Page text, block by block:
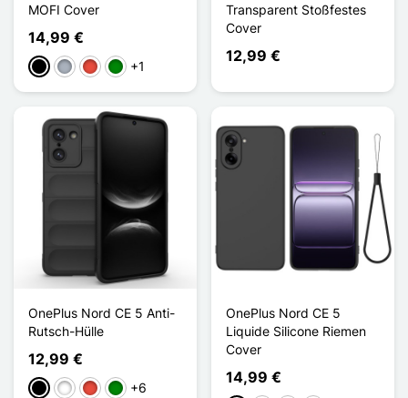
MOFI Cover
14,99 €
Schwarz
GrauRot Grün+1
Transparent Stoßfestes
Cover
12,99 €
OnePlus Nord CE 5 Anti-
Rutsch-Hülle
12,99 €
Schwarz
WeißRot Grün+6
OnePlus Nord CE 5
Liquide Silicone Riemen
Cover
14,99 €